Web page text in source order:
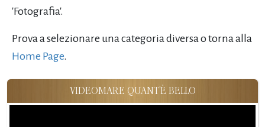
'Fotografia'.
Prova a selezionare una categoria diversa o torna alla
Home Page.
VIDEOMARE QUANT'È BELLO